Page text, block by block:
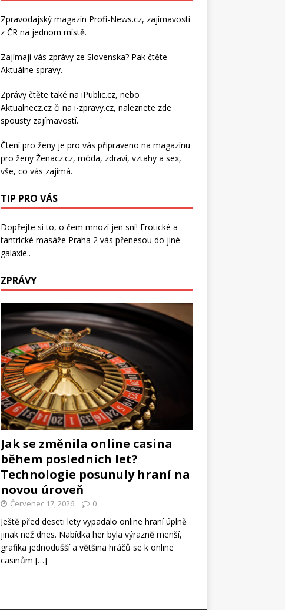
Zpravodajský magazín Profi-News.cz, zajímavosti
z ČR na jednom místě.
Zajímají vás zprávy ze Slovenska? Pak čtěte
Aktuálne spravy.
Zprávy čtěte také na iPublic.cz, nebo
Aktualnecz.czči na i-zpravy.cz, naleznete zde
spousty zajímavostí.
Čtení pro ženy je pro vás připraveno na magazínu
pro ženy Ženacz.cz, móda, zdraví, vztahy a sex,
vše, co vás zajímá.
TIP PRO VÁS
Dopřejte si to, o čem mnozí jen sní! Erotické a
tantrické masáže Praha 2 vás přenesou do jiné
galaxie..
ZPRÁVY
Jak se změnila online casina
během posledních let?
Technologie posunuly hraní na
novou úroveň
Červenec 17, 2026 0
Ještě před deseti lety vypadalo online hraní úplně
jinak než dnes. Nabídka her byla výrazně menší,
grafika jednodušší a většina hráčů se k online
casinům […]